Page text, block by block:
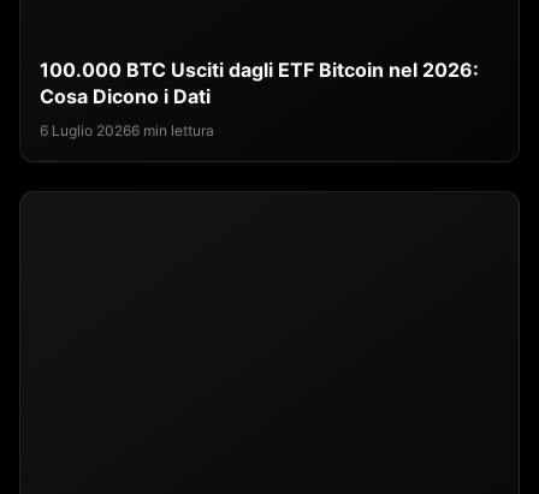
100.000 BTC Usciti dagli ETF Bitcoin nel 2026:
Cosa Dicono i Dati
6 Luglio 20266 min lettura